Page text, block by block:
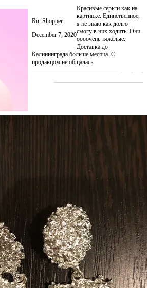
Ru_Shopper
December 7, 2020
Красивые серьги как на
картинке. Единственное,
я не знаю как долго
смогу в них ходить. Они
оооочень тяжёлые.
Доставка до
Калининграда больше месяца. С
продавцом не общалась